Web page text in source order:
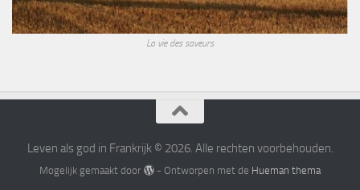
La vie des saveurs
Leven als god in Frankrijk © 2026. Alle rechten voorbehouden.
Mogelijk gemaakt door - Ontworpen met de Hueman thema